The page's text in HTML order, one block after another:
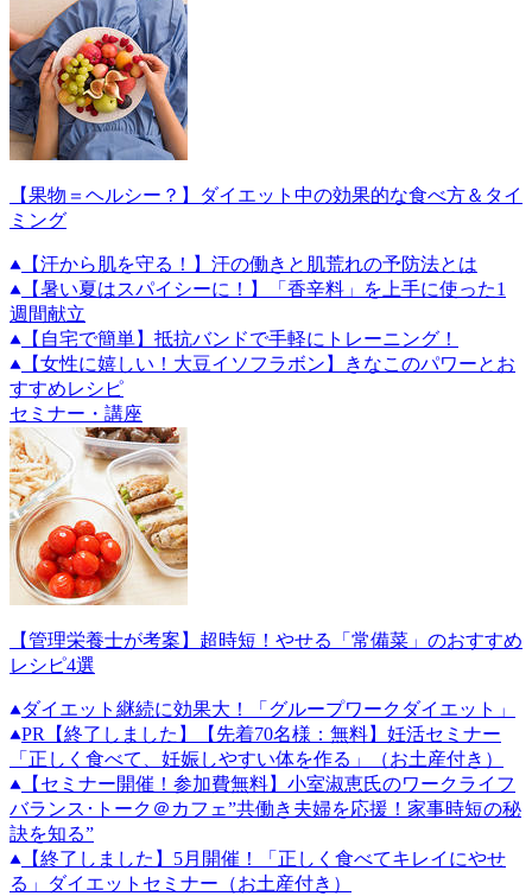
【果物＝ヘルシー？】ダイエット中の効果的な食べ方＆タイ
ミング
【汗から肌を守る！】汗の働きと肌荒れの予防法とは
【暑い夏はスパイシーに！】「香辛料」を上手に使った1
週間献立
【自宅で簡単】抵抗バンドで手軽にトレーニング！
【女性に嬉しい！大豆イソフラボン】きなこのパワーとお
すすめレシピ
セミナー・講座
【管理栄養士が考案】超時短！やせる「常備菜」のおすすめ
レシピ4選
ダイエット継続に効果大！「グループワークダイエット」
PR 【終了しました】【先着70名様：無料】妊活セミナー
「正しく食べて、妊娠しやすい体を作る」（お土産付き）
【セミナー開催！参加費無料】小室淑恵氏のワークライフ
バランス･トーク＠カフェ”共働き夫婦を応援！家事時短の秘
訣を知る”
【終了しました】5月開催！「正しく食べてキレイにやせ
る」ダイエットセミナー（お土産付き）